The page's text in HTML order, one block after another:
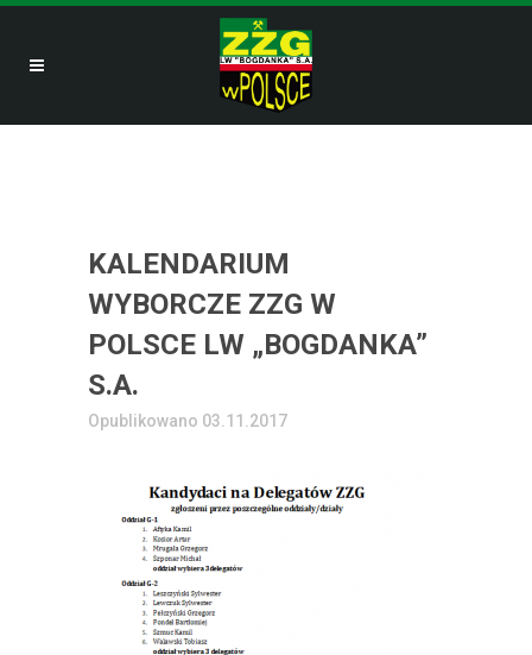
KALENDARIUM
WYBORCZE ZZG W
POLSCE LW „BOGDANKA”
S.A.
Opublikowano 03.11.2017